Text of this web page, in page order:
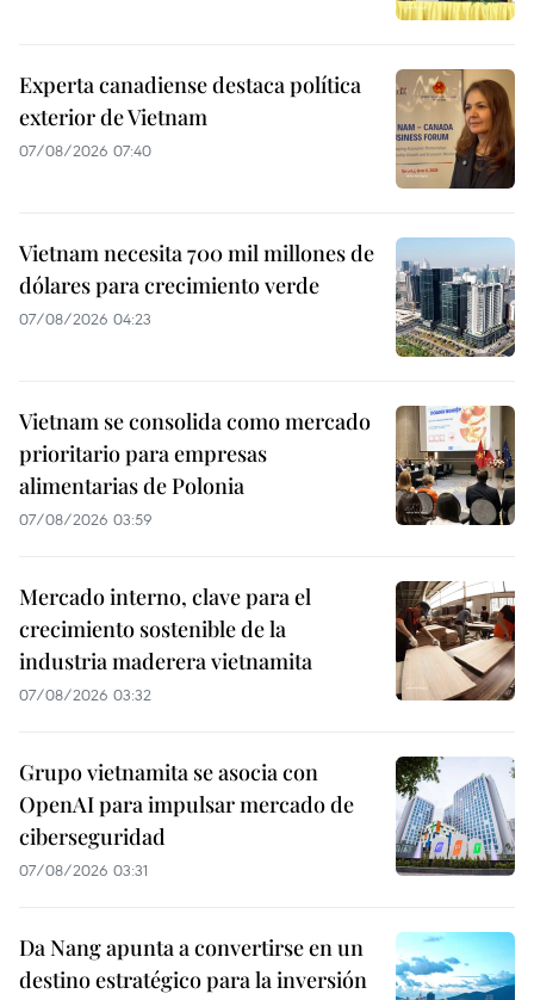
Experta canadiense destaca política
exterior de Vietnam
07/08/2026 07:40
Vietnam necesita 700 mil millones de
dólares para crecimiento verde
07/08/2026 04:23
Vietnam se consolida como mercado
prioritario para empresas
alimentarias de Polonia
07/08/2026 03:59
Mercado interno, clave para el
crecimiento sostenible de la
industria maderera vietnamita
07/08/2026 03:32
Grupo vietnamita se asocia con
OpenAI para impulsar mercado de
ciberseguridad
07/08/2026 03:31
Da Nang apunta a convertirse en un
destino estratégico para la inversión